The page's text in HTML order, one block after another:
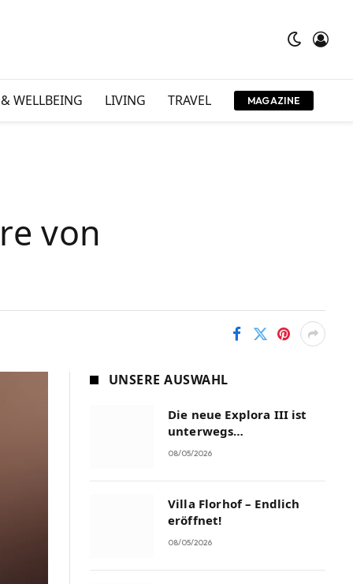
WELLBEING LIVING TRAVEL MAGAZINE
von
UNSERE AUSWAHL
Die neue Explora III ist
unterwegs…
08/05/2026
Villa Florhof – Endlich
eröffnet!
08/05/2026